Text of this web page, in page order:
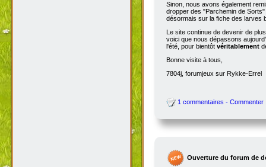
Sinon, nous avons également
dropper des "Parchemin de
désormais sur la fiche des larves
Le site continue de devenir de
voici que nous dépassons
l'été, pour bientôt véritablement
Bonne visite à tous,
7804j, forumjeux sur Rykke-Errel
1 commentaires - Commenter
Ouverture du forum de